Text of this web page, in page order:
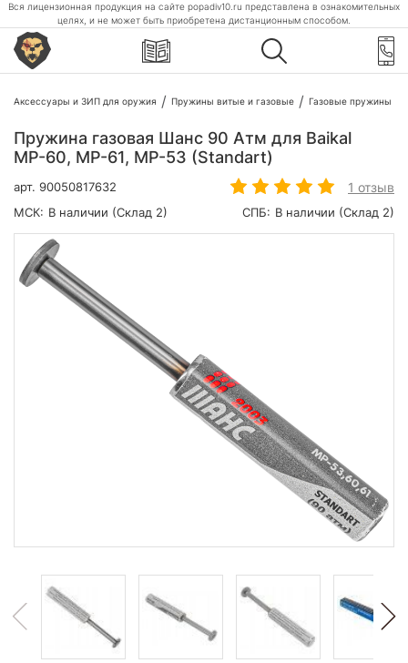
Вся лицензионная продукция на сайте popadiv10.ru представлена в ознакомительных
целях, и не может быть приобретена дистанционным способом.
Аксессуары и ЗИП для оружия Пружины витые и газовые Газовые пружины
Пружина газовая Шанс 90 Атм для Baikal
МР-60, МР-61, МР-53 (Standart)
арт. 90050817632 1 отзыв
МСК: В наличии (Склад 2) СПБ: В наличии (Склад 2)